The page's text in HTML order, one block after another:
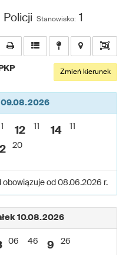
Policji Stanowisko: 1
Zmień kierunek
12 11 14 11
20
obowiązuje od 08.06.2026 r.
10.08.2026
06 46 9 26